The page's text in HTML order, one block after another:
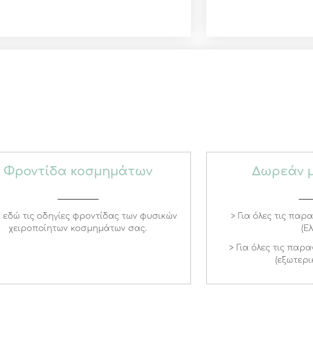
Φροντίδα κοσμημάτων
εδώ τις οδηγίες φροντίδας των φυσικών
χειροποίητων κοσμημάτων σας.
Δωρεάν
> Για όλες τις
> Για όλες τις